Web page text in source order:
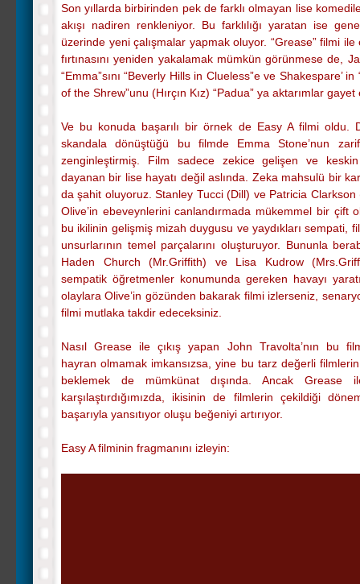
Son yıllarda birbirinden pek de farklı olmayan lise
akışı nadiren renkleniyor. Bu farklılığı yaratan ise
üzerinde yeni çalışmalar yapmak oluyor. “Grease” filmi
fırtınasını yeniden yakalamak mümkün görünmese de,
“Emma”sını “Beverly Hills in Clueless”e ve Shakespare’ in
of the Shrew”unu (Hırçın Kız) “Padua” ya aktarımlar
Ve bu konuda başarılı bir örnek de Easy A filmi oldu.
skandala dönüştüğü bu filmde Emma Stone’nun
zenginleştirmiş. Film sadece zekice gelişen ve
dayanan bir lise hayatı değil aslında. Zeka mahsulü bir
da şahit oluyoruz. Stanley Tucci (Dill) ve Patricia Clarkson
Olive’in ebeveynlerini canlandırmada mükemmel bir çift
bu ikilinin gelişmiş mizah duygusu ve yaydıkları sempati,
unsurlarının temel parçalarını oluşturuyor. Bununla
Haden Church (Mr.Griffith) ve Lisa Kudrow
sempatik öğretmenler konumunda gereken havayı
olaylara Olive’in gözünden bakarak filmi izlerseniz,
filmi mutlaka takdir edeceksiniz.
Nasıl Grease ile çıkış yapan John Travolta’nın bu
hayran olmamak imkansızsa, yine bu tarz değerli
beklemek de mümkünat dışında. Ancak Grease
karşılaştırdığımızda, ikisinin de filmlerin çekildiği
başarıyla yansıtıyor oluşu beğeniyi artırıyor.
Easy A filminin fragmanını izleyin: